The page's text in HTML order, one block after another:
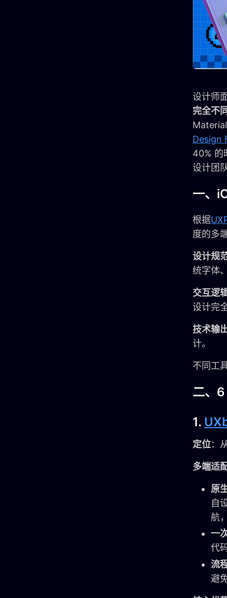
设计师
完全不
Design
40% 的
设计团
一、
根据
度的多
设计规
统字体
交互逻
设计完
技术输
计。
不同工
二、
1.
定位：
多端适
原
自
航
一
代
流
避